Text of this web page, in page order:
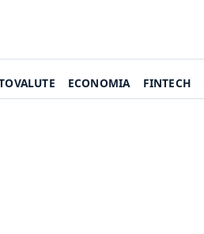
ECONOMIA FINTECH